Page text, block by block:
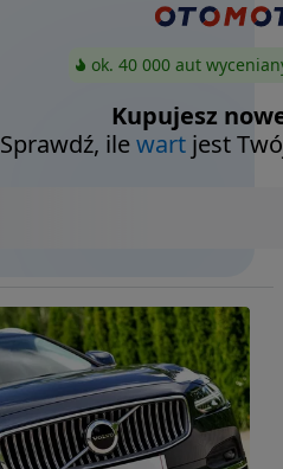
ok. 40 000 aut
Kupujesz
Sprawdź, ilewart jest